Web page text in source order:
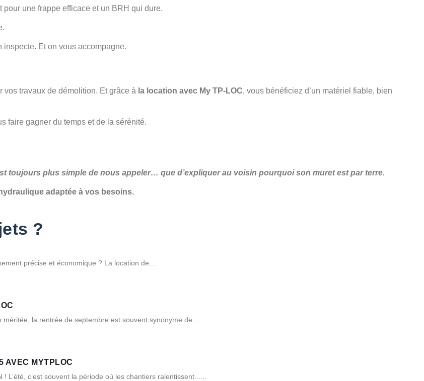
pour une frappe efficace et un BRH qui dure.
inspecte. Et on vous accompagne.
vos travaux de démolition. Et grâce à la location avec My TP-LOC, vous bénéficiez d’un matériel fiable, bien
faire gagner du temps et de la sérénité.
toujours plus simple de nous appeler… que d’expliquer au voisin pourquoi son muret est par terre.
adaptée à vos besoins.
?
précise et économique ? La location de...
la rentrée de septembre est souvent synonyme de...
AVEC MYTPLOC
L’été, c’est souvent la période où les chantiers ralentissent......